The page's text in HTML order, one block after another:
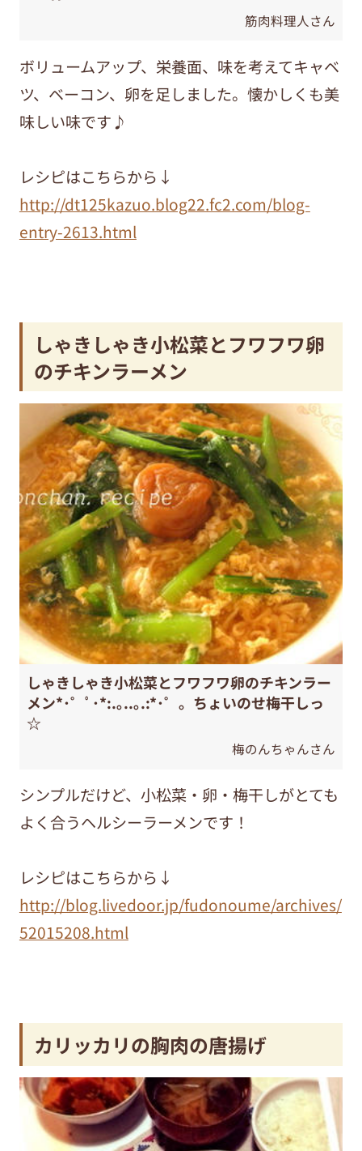
筋肉料理人さん
ボリュームアップ、栄養面、味を考えてキャベ
ツ、ベーコン、卵を足しました。懐かしくも美
味しい味です♪
レシピはこちらから↓
http://dt125kazuo.blog22.fc2.com/blog-
entry-2613.html
しゃきしゃき小松菜とフワフワ卵
のチキンラーメン
しゃきしゃき小松菜とフワフワ卵のチキンラー
メン*･゜ﾟ･*:.｡..｡.:*･゜。ちょいのせ梅干しっ
☆
梅のんちゃんさん
シンプルだけど、小松菜・卵・梅干しがとても
よく合うヘルシーラーメンです！
レシピはこちらから↓
http://blog.livedoor.jp/fudonoume/archives/
52015208.html
カリッカリの胸肉の唐揚げ